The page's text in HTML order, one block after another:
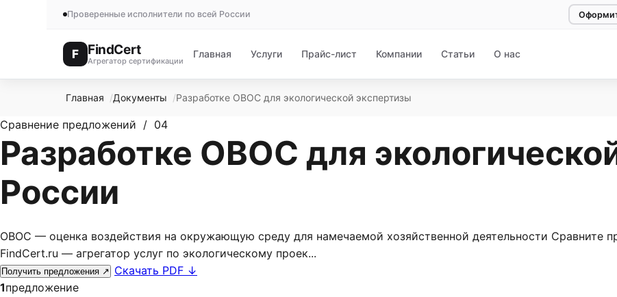
Проверенные исполнители по всей России
F FindCert
Агрегатор сертификации
Главная Услуги Прайс-лист Компании Статьи О нас
Главная Документы Разработке ОВОС для экологической экспертизы
Сравнение предложений / 04
Разработке ОВОС для
России
ОВОС — оценка воздействия на окружающую среду для намечаемой хозяйственной деятельности Сравните
FindCert.ru — агрегатор услуг по экологическому проек...
Получить предложения ↗ Скачать PDF ↓
1предложение